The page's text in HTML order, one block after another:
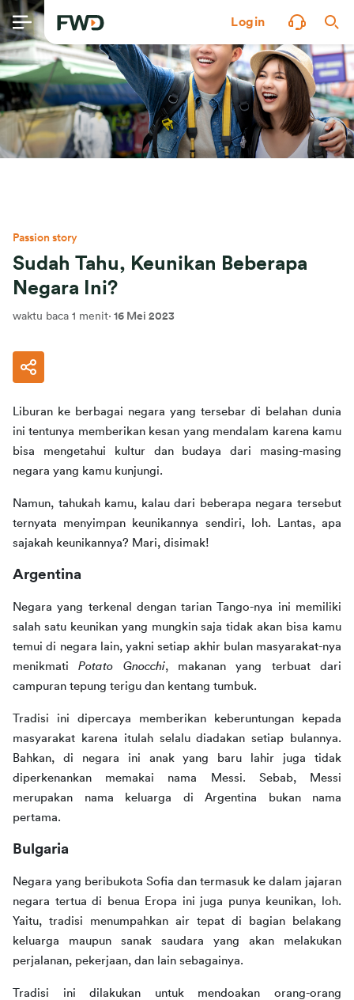
Login
Passion story
Sudah Tahu, Keunikan Beberapa
Negara Ini?
waktu baca 1 menit· 16 Mei 2023
Liburan ke berbagai negara yang tersebar di belahan dunia
ini tentunya memberikan kesan yang mendalam karena kamu
bisa mengetahui kultur dan budaya dari masing-masing
negara yang kamu kunjungi.
Namun, tahukah kamu, kalau dari beberapa negara tersebut
ternyata menyimpan keunikannya sendiri, loh. Lantas, apa
sajakah keunikannya? Mari, disimak!
Argentina
Negara yang terkenal dengan tarian Tango-nya ini memiliki
salah satu keunikan yang mungkin saja tidak akan bisa kamu
temui di negara lain, yakni setiap akhir bulan masyarakat-nya
menikmati Potato Gnocchi, makanan yang terbuat dari
campuran tepung terigu dan kentang tumbuk.
Tradisi ini dipercaya memberikan keberuntungan kepada
masyarakat karena itulah selalu diadakan setiap bulannya.
Bahkan, di negara ini anak yang baru lahir juga tidak
diperkenankan memakai nama Messi. Sebab, Messi
merupakan nama keluarga di Argentina bukan nama
pertama.
Bulgaria
Negara yang beribukota Sofia dan termasuk ke dalam jajaran
negara tertua di benua Eropa ini juga punya keunikan, loh.
Yaitu, tradisi menumpahkan air tepat di bagian belakang
keluarga maupun sanak saudara yang akan melakukan
perjalanan, pekerjaan, dan lain sebagainya.
Tradisi ini dilakukan untuk mendoakan orang-orang